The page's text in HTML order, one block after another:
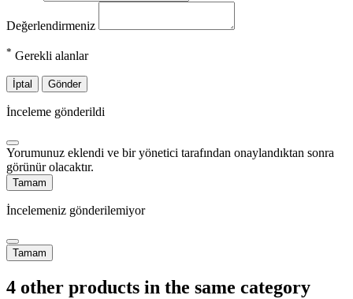
Değerlendirmeniz
* Gerekli alanlar
İptal Gönder
İnceleme gönderildi
Yorumunuz eklendi ve bir yönetici tarafından onaylandıktan sonra
görünür olacaktır.
Tamam
İncelemeniz gönderilemiyor
Tamam
4 other products in the same category